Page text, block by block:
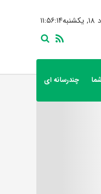
۱۱:۵۶:۱۶
چندرسانه ای